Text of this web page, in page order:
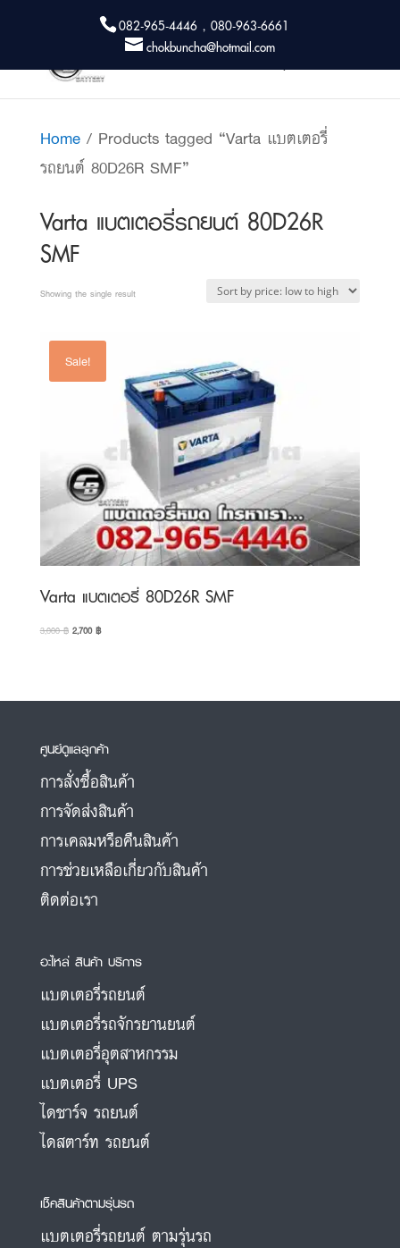
082-965-4446 , 080-963-6661
chokbuncha@hotmail.com
Home/ Products tagged “Varta แบตเตอรี่
รถยนต์ 80D26R SMF”
Varta แบตเตอรี่รถยนต์ 80D26R
SMF
Showing the single result
Sale!
Varta แบตเตอรี่ 80D26R SMF
3,000฿ Original
2,700฿Current
ศูนย์ดูแลลูกค้า
การสั่งซื้อสินค้า
การจัดส่งสินค้า
การเคลมหรือคืนสินค้า
การช่วยเหลือเกี่ยวกับสินค้า
ติดต่อเรา
อะไหล่ สินค้า บริการ
แบตเตอรี่รถยนต์
แบตเตอรี่รถจักรยานยนต์
แบตเตอรี่อุตสาหกรรม
แบตเตอรี่ UPS
ไดชาร์จ รถยนต์
ไดสตาร์ท รถยนต์
เช็คสินค้าตามรุ่นรถ
แบตเตอรี่รถยนต์ ตามรุ่นรถ